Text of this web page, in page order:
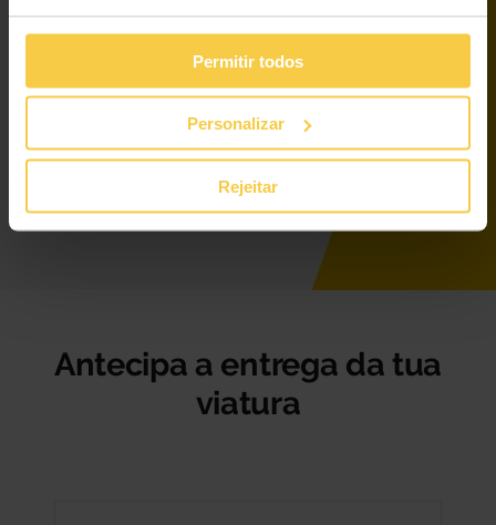
Permitir todos
Personalizar
Rejeitar
Viatura de substituição
Manutenção e avarias
Substituição de pneus
1500 km/mês
Antecipa a entrega da tua
viatura